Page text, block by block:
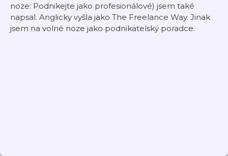
noze: Podnikejte jako profesionálové) jsem také
napsal. Anglicky vyšla jako The Freelance Way. Jinak
jsem na volné noze jako podnikatelský poradce.